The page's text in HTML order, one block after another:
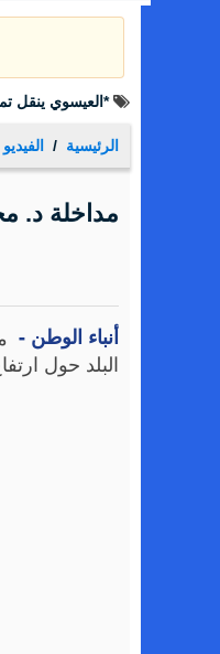
*العيسوي ينقل
الرئيسية الفيديو
مداخلة د.
أنباء الوطن -
البلد حول